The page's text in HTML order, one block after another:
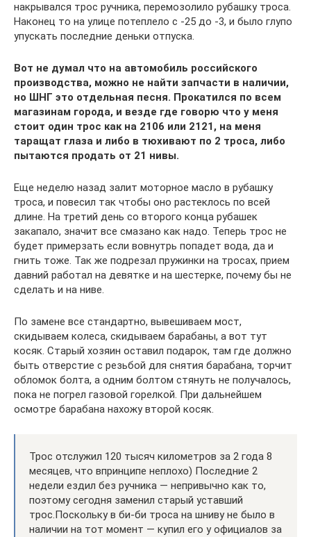
накрывался трос ручника, перемозолило рубашку троса.
Наконец то на улице потеплело с -25 до -3, и было глупо
упускать последние деньки отпуска.
Вот не думал что на автомобиль российского
производства, можно не найти запчасти в наличии,
но ШНГ это отдельная песня. Прокатился по всем
магазинам города, и везде где говорю что у меня
стоит один трос как на 2106 или 2121, на меня
таращат глаза и либо в тюхивают по 2 троса, либо
пытаются продать от 21 нивы.
Еще неделю назад залит моторное масло в рубашку
троса, и повесил так чтобы оно растеклось по всей
длине. На третий день со второго конца рубашек
закапало, значит все смазано как надо. Теперь трос не
будет примерзать если вовнутрь попадет вода, да и
гнить тоже. Так же подрезал пружинки на тросах, прием
давний работал на девятке и на шестерке, почему бы не
сделать и на ниве.
По замене все стандартно, вывешиваем мост,
скидываем колеса, скидываем барабаны, а вот тут
косяк. Старый хозяин оставил подарок, там где должно
быть отверстие с резьбой для снятия барабана, торчит
обломок болта, а одним болтом стянуть не получалось,
пока не погрел газовой горелкой. При дальнейшем
осмотре барабана нахожу второй косяк.
Трос отслужил 120 тысяч километров за 2 года 8
месяцев, что впринципе неплохо) Последние 2
недели ездил без ручника — непривычно как то,
поэтому сегодня заменил старый уставший
трос.Поскольку в би-би троса на шниву не было в
наличии на тот момент — купил его у официалов за